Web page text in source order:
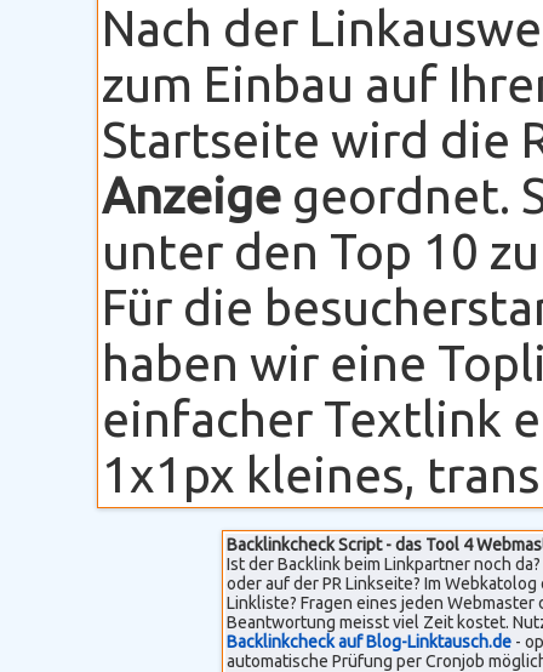
Nach der
zum Einbau auf
Startseite wird die
Anzeigegeordnet.
unter den Top 10
Für die
haben wir eine
einfacher Textlink
1x1px kleines,
Backlinkcheck Script - das Tool 4
Ist der Backlink beim Linkpartner noch
oder auf der PR Linkseite? Im Webkatolog
Linkliste? Fragen eines jeden Webmaster
Beantwortung meisst viel Zeit kostet.
Backlinkcheck auf Blog-Linktausch.de-
automatische Prüfung per Cronjob